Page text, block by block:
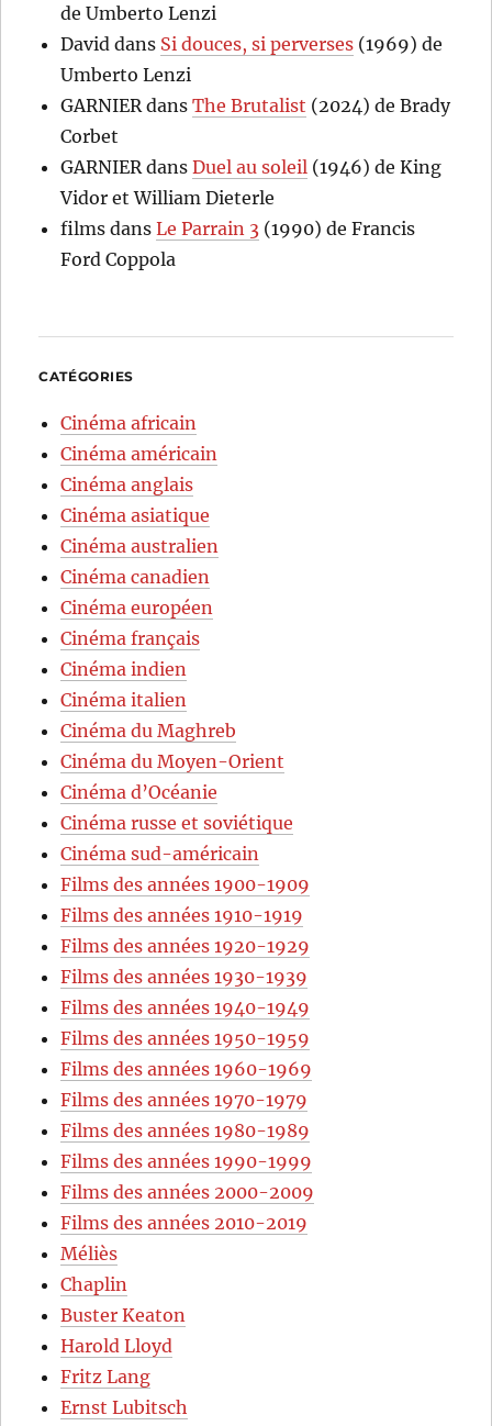
de Umberto Lenzi
David dans Si douces, si perverses (1969) de
Umberto Lenzi
GARNIERdansThe Brutalist (2024) de Brady
Corbet
GARNIERdansDuel au soleil (1946) de King
Vidor et William Dieterle
films dansLe Parrain 3 (1990) de Francis
Ford Coppola
CATÉGORIES
Cinéma africain
Cinéma américain
Cinéma anglais
Cinéma asiatique
Cinéma australien
Cinéma canadien
Cinéma européen
Cinéma français
Cinéma indien
Cinéma italien
Cinéma du Maghreb
Cinéma du Moyen-Orient
Cinéma d’Océanie
Cinéma russe et soviétique
Cinéma sud-américain
Films des années 1900-1909
Films des années 1910-1919
Films des années 1920-1929
Films des années 1930-1939
Films des années 1940-1949
Films des années 1950-1959
Films des années 1960-1969
Films des années 1970-1979
Films des années 1980-1989
Films des années 1990-1999
Films des années 2000-2009
Films des années 2010-2019
Méliès
Chaplin
Buster Keaton
Harold Lloyd
Fritz Lang
Ernst Lubitsch